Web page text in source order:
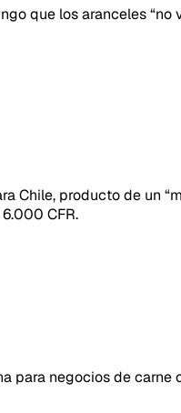
que los aranceles
Chile, producto de un
CFR.
para negocios de carne